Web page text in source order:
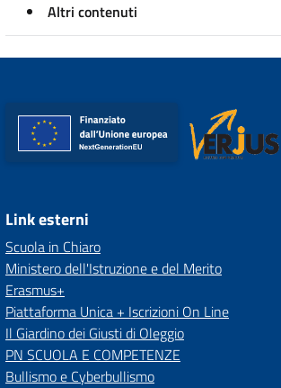
Altri contenuti
Link esterni
Scuola in Chiaro
Ministero dell'Istruzione e del Merito
Erasmus+
Piattaforma Unica + Iscrizioni On Line
Il Giardino dei Giusti di Oleggio
PN SCUOLA E COMPETENZE
Bullismo e Cyberbullismo